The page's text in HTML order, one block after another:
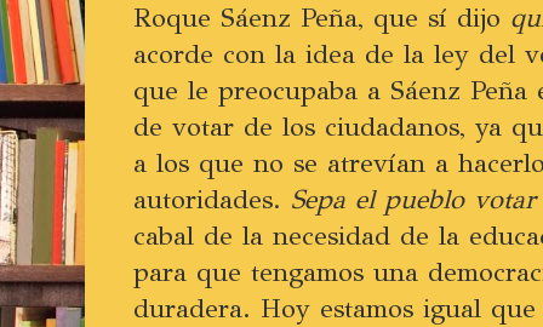
Roque Sáenz Peña, que sí dijo
acorde con la idea de la ley del
que le preocupaba a Sáenz
de votar de los ciudadanos, ya
a los que no se atrevían a
autoridades. Sepa el pueblo votar
cabal de la necesidad de la
para que tengamos una
duradera. Hoy estamos igual que